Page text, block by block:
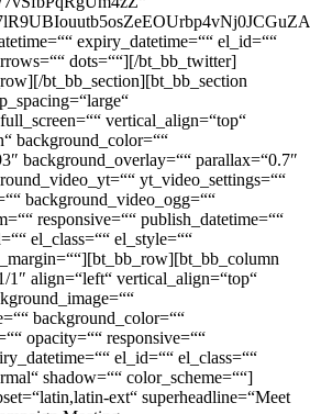
expiry_datetime=““ el_id=““
dots=““][/bt_bb_twitter]
bt_bb_section][bt_bb_section
vertical_align=“top“
background_color=““
background_overlay=““ parallax=“0.7″
yt_video_settings=““
background_video_ogg=““
responsive=““ publish_datetime=““
el_class=““ el_style=““
1″ align=“left“ vertical_align=“top“
background_color=““
opacity=““ responsive=““
el_id=““ el_class=““
shadow=““ color_scheme=““]
ext“ superheadline=“Meet